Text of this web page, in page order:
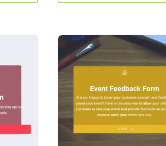
Bestelformulier Voorbeeld: